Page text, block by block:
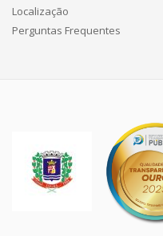
Localização
Perguntas Frequentes